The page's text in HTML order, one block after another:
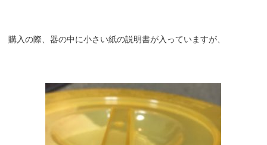
購入の際、器の中に小さい紙の説明書が入っていますが、